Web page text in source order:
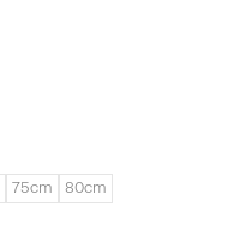
75cm 80cm